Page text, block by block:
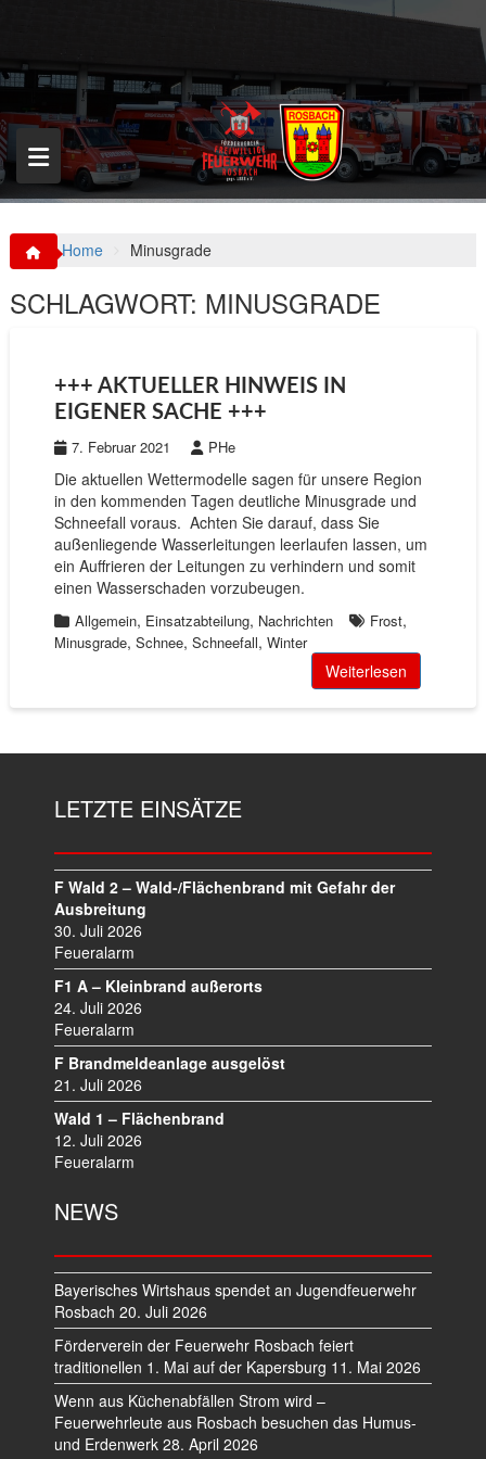
p
o
c
o
n
t
Home Minusgrade
SCHLAGWORT: MINUSGRADE
+++ AKTUELLER HINWEIS IN
EIGENER SACHE +++
7. Februar 2021 PHe
Die aktuellen Wettermodelle sagen für unsere Region
in den kommenden Tagen deutliche Minusgrade und
Schneefall voraus. Achten Sie darauf, dass Sie
außenliegende Wasserleitungen leerlaufen lassen, um
ein Auffrieren der Leitungen zu verhindern und somit
einen Wasserschaden vorzubeugen.
Allgemein, Einsatzabteilung, Nachrichten Frost,
Minusgrade, Schnee, Schneefall, Winter
Weiterlesen
LETZTE EINSÄTZE
F Wald 2 – Wald-/Flächenbrand mit Gefahr der
Ausbreitung
30. Juli 2026
Feueralarm
F1 A – Kleinbrand außerorts
24. Juli 2026
Feueralarm
F Brandmeldeanlage ausgelöst
21. Juli 2026
Wald 1 – Flächenbrand
12. Juli 2026
Feueralarm
NEWS
Bayerisches Wirtshaus spendet an Jugendfeuerwehr
Rosbach 20. Juli 2026
Förderverein der Feuerwehr Rosbach feiert
traditionellen 1. Mai auf der Kapersburg 11. Mai 2026
Wenn aus Küchenabfällen Strom wird –
Feuerwehrleute aus Rosbach besuchen das Humus-
und Erdenwerk 28. April 2026